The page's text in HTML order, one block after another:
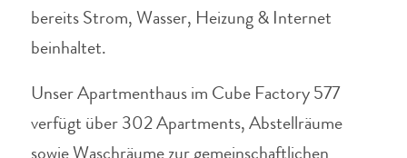
bereits Strom, Wasser, Heizung & Internet
beinhaltet.
Unser Apartmenthaus im Cube Factory 577
verfügt über 302 Apartments, Abstellräume